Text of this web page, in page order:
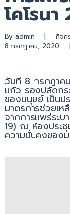
โคโรน
By admin | กิจก
8 กรกฎาคม, 2020 |
วันที่ 8 กรกฎาค
แก้ว รองปลัดก
ของมนุษย์ เป็นป
มาตรการช่วยเห
จากการแพร่ระบ
19) ณ ห้องประ
ความมั่นคงของ